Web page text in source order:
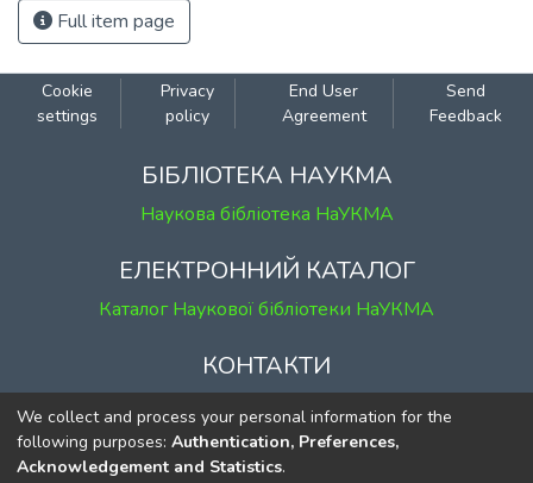
Full item page
Cookie
settings
Privacy
policy
End User
Agreement
Send
Feedback
БІБЛІОТЕКА НАУКМА
Наукова бібліотека НаУКМА
ЕЛЕКТРОННИЙ КАТАЛОГ
Каталог Наукової бібліотеки НаУКМА
КОНТАКТИ
м. Київ, вул. Григорія Сковороди, 2
к. 1, к. 120
тел. (044) 463-69-31
We collect and process your personal information for the
following purposes: Authentication, Preferences,
Acknowledgement and Statistics.